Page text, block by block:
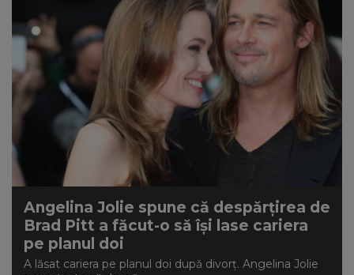
Angelina Jolie spune că despărțirea de
Brad Pitt a făcut-o să își lase cariera
pe planul doi
A lăsat cariera pe planul doi după divorț. Angelina Jolie